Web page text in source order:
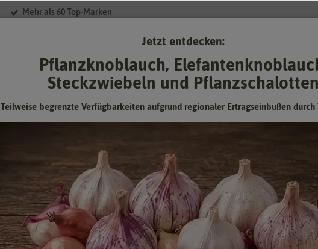
Mehr als 60 Top-Marken
Obsttomate Yellow Pearshaped
birnenförmige, gelbe Obsttomate mit zahlreichen Früchten von
süßen Geschmack
Hersteller:
Dürr-Samen
Jetzt entdecken:
Pflanzknoblauch,
Steckzwiebeln und
Teilweise begrenzte Verfügbarkeiten aufgrund regionaler Ertragseinbußen durch